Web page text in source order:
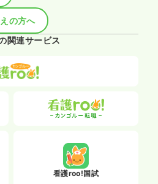
の方へ
関連サービス
看護roo!国試